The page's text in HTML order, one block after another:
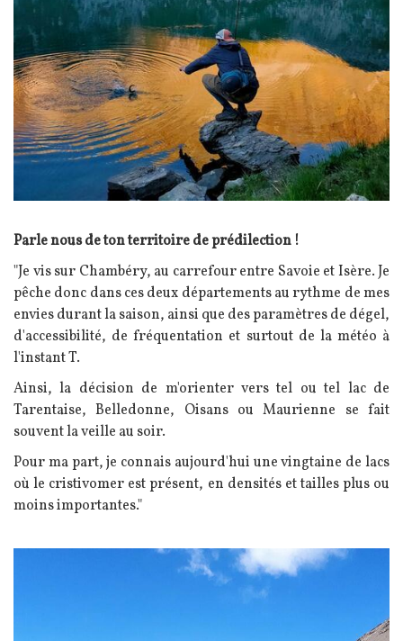
Texte
Parle nous de ton territoire de prédilection !
"Je vis sur Chambéry, au carrefour entre Savoie et Isère. Je
pêche donc dans ces deux départements au rythme de mes
envies durant la saison, ainsi que des paramètres de dégel,
d'accessibilité, de fréquentation et surtout de la météo à
l'instant T.
Ainsi, la décision de m'orienter vers tel ou tel lac de
Tarentaise, Belledonne, Oisans ou Maurienne se fait
souvent la veille au soir.
Pour ma part, je connais aujourd'hui une vingtaine de lacs
où le cristivomer est présent, en densités et tailles plus ou
moins importantes."